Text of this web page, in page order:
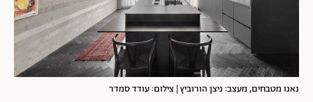
נאנו מטבחים, מעצב: ניצן הורוביץ | צילום: עודד סמדר